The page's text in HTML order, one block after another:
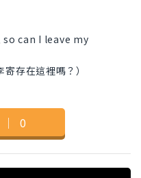
can I leave my
存在這裡嗎？）
｜ 0